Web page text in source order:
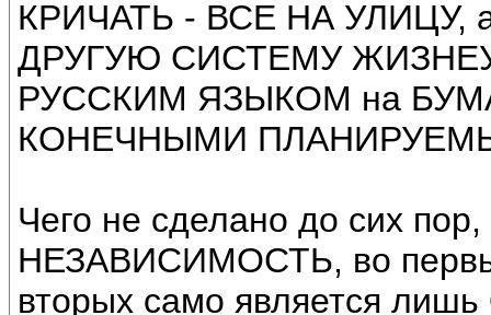
КРИЧАТЬ - ВСЕ НА
ДРУГУЮ СИСТЕМУ
РУССКИМ ЯЗЫКОМ на
КОНЕЧНЫМИ
Чего не сделано до сих
НЕЗАВИСИМОСТЬ, во
вторых само является